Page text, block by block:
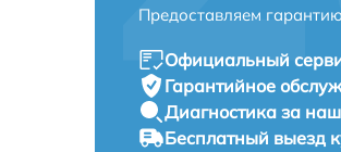
Предоставляем
Официальный
Гарантийное
Диагностика за наш
Бесплатный выезд